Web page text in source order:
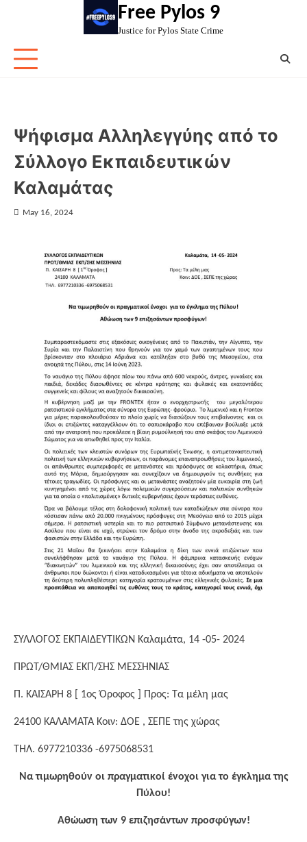
Free Pylos 9
Justice for Pylos State Crime
Ψήφισμα Αλληλεγγύης από το
Σύλλογο Εκπαιδευτικών
Καλαμάτας
May 16, 2024
ΣΥΛΛΟΓΟΣ ΕΚΠΑΙΔΕΥΤΙΚΩΝ Καλαμάτα, 14 -05- 2024
ΠΡΩΤ/ΘΜΙΑΣ ΕΚΠ/ΣΗΣ ΜΕΣΣΗΝΙΑΣ
Π. ΚΑΙΣΑΡΗ 8 [ 1ος Όροφος ] Προς: Τα μέλη μας
24100 ΚΑΛΑΜΑΤΑ Κοιν: ΔΟΕ , ΣΕΠΕ της χώρας
ΤΗΛ. 6977210336 -6975068531
Να τιμωρηθούν οι πραγματικοί ένοχοι για το έγκλημα της
Πύλου!
Αθώωση των 9 επιζησάντων προσφύγων!